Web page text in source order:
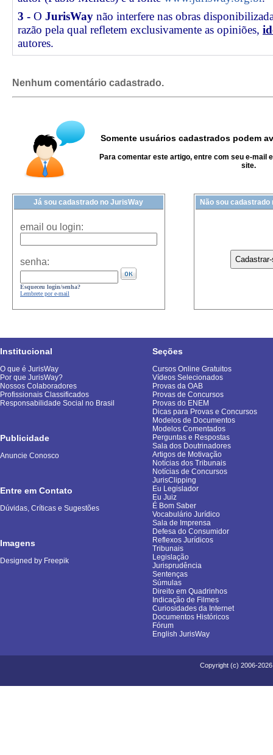
3 - O JurisWay não interfere nas obras
razão pela qual refletem exclusivamente as opiniões,
autores.
Nenhum comentário cadastrado.
Somente usuários cadastrados podem
Para comentar este artigo, entre com seu e-mail
site.
Já sou cadastrado no JurisWay
email ou login:
senha:
Esqueceu login/senha?
Lembrete por e-mail
Não sou cadastrado
Institucional
O que é JurisWay
Por que JurisWay?
Nossos Colaboradores
Profissionais Classificados
Responsabilidade Social no Brasil
Publicidade
Anuncie Conosco
Entre em Contato
Dúvidas, Críticas e Sugestões
Imagens
Designed by Freepik
Seções
Cursos Online Gratuitos
Vídeos Selecionados
Provas da OAB
Provas de Concursos
Provas do ENEM
Dicas para Provas e Concursos
Modelos de Documentos
Modelos Comentados
Perguntas e Respostas
Sala dos Doutrinadores
Artigos de Motivação
Notícias dos Tribunais
Notícias de Concursos
JurisClipping
Eu Legislador
Eu Juiz
É Bom Saber
Vocabulário Jurídico
Sala de Imprensa
Defesa do Consumidor
Reflexos Jurídicos
Tribunais
Legislação
Jurisprudência
Sentenças
Súmulas
Direito em Quadrinhos
Indicação de Filmes
Curiosidades da Internet
Documentos Históricos
Fórum
English JurisWay
Copyright (c) 2006-